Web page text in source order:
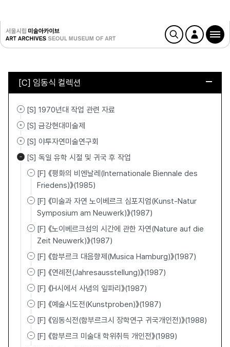
[C] 임동식 컬렉션
[S] 1970년대 작업 관련 자료
[S] 금강현대미술제
[S] 야투자연미술연구회
[S] 독일 유학 시절 및 귀국 후 작업
[F] 《평화의 비엔날레(Internationale Biennale des
Friedens)》(1985)
[F] 《미술과 자연 노이베르크 심포지엄(Kunst-Natur
Symposium am Neuwerk)》(1987)
[F] 《노이베르크섬의 시간에 관한 자연(Nature auf die
Zeit Neuwerk)》(1987)
[F] 《함부르크 대음향제(Musica Hamburg)》(1987)
[F] 《연례전(Jahresausstellung)》(1987)
[F] 《H시에서 사념의 잎파리》(1987)
[F] 《예술시도전(Kunstproben)》(1987)
[F] 《임동식전(함부르크시 장학연구 귀국개인전)》(1988)
[F] 《함부르크 미술대 학위취득 개인전》(1989)